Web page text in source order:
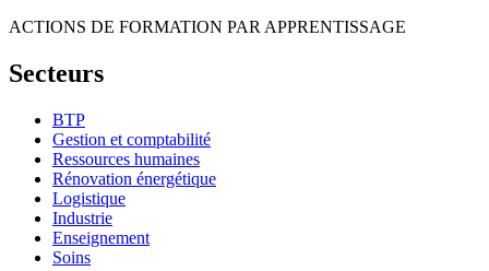
ACTIONS DE FORMATION PAR APPRENTISSAGE
Secteurs
BTP
Gestion et comptabilité
Ressources humaines
Rénovation énergétique
Logistique
Industrie
Enseignement
Soins